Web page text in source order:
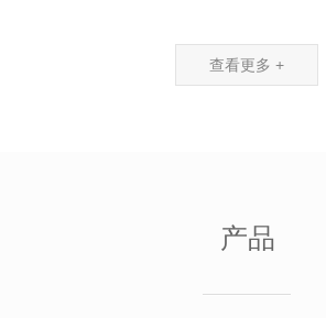
查看更多 +
产品